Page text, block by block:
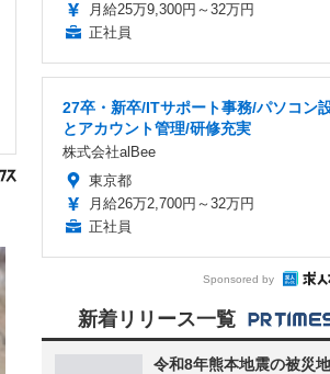
月給25万9,300円～32万円
正社員
27卒・新卒/ITサポート事務/パソコン
とアカウント管理/研修充実
株式会社alBee
東京都
月給26万2,700円～32万円
正社員
Sponsored by
新着リリース一覧
令和8年熊本地震の被災